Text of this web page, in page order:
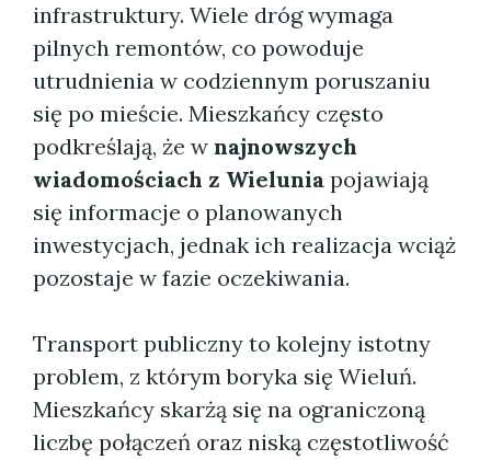
infrastruktury. Wiele dróg wymaga
pilnych remontów, co powoduje
utrudnienia w codziennym poruszaniu
się po mieście. Mieszkańcy często
podkreślają, że w najnowszych
wiadomościach z Wielunia pojawiają
się informacje o planowanych
inwestycjach, jednak ich realizacja wciąż
pozostaje w fazie oczekiwania.
Transport publiczny to kolejny istotny
problem, z którym boryka się Wieluń.
Mieszkańcy skarżą się na ograniczoną
liczbę połączeń oraz niską częstotliwość